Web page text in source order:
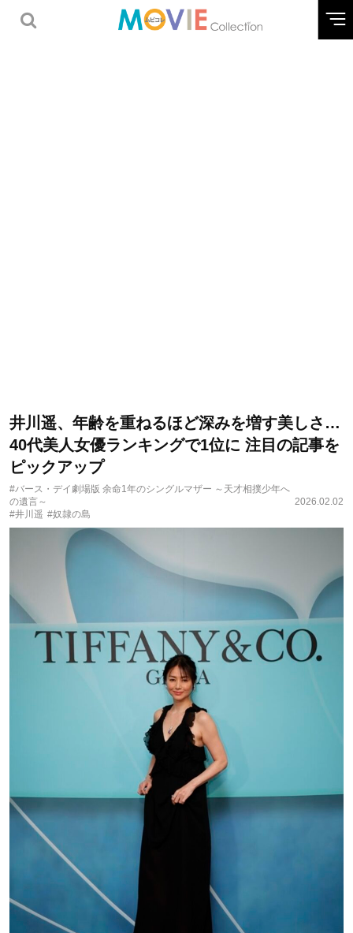
井川遥、年齢を重ねるほど深みを増す美しさ…
40代美人女優ランキングで1位に 注目の記事を
ピックアップ
#バース・デイ劇場版 余命1年のシングルマザー ～天才相撲少年へ
の遺言～
#井川遥 #奴隷の島
2026.02.02